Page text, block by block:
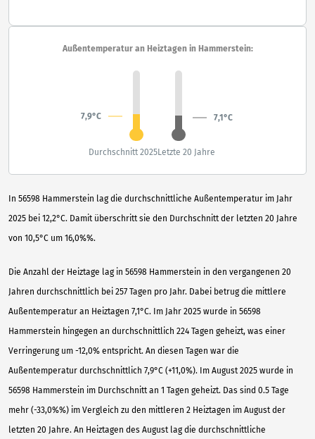
In 56598 Hammerstein lag die durchschnittliche Außentemperatur im Jahr
2025 bei 12,2°C. Damit überschritt sie den Durchschnitt der letzten 20 Jahre
von 10,5°C um 16,0%%.
Die Anzahl der Heiztage lag in 56598 Hammerstein in den vergangenen 20
Jahren durchschnittlich bei 257 Tagen pro Jahr. Dabei betrug die mittlere
Außentemperatur an Heiztagen 7,1°C. Im Jahr 2025 wurde in 56598
Hammerstein hingegen an durchschnittlich 224 Tagen geheizt, was einer
Verringerung um -12,0% entspricht. An diesen Tagen war die
Außentemperatur durchschnittlich 7,9°C (+11,0%). Im August 2025 wurde in
56598 Hammerstein im Durchschnitt an 1 Tagen geheizt. Das sind 0.5 Tage
mehr (-33,0%%) im Vergleich zu den mittleren 2 Heiztagen im August der
letzten 20 Jahre. An Heiztagen des August lag die durchschnittliche
Außentemperatur an Heiztagen in Hammerstein:
7,9°C 7,1°C
Durchschnitt 2025Letzte 20 Jahre